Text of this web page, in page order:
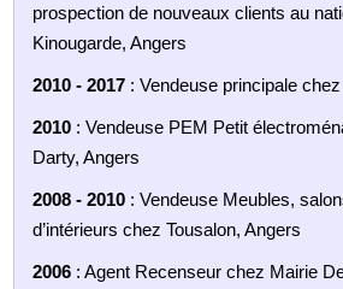
prospection de nouveaux clients au
Kinougarde, Angers
2010 - 2017 : Vendeuse principale
2010 : Vendeuse PEM Petit
Darty, Angers
2008 - 2010 : Vendeuse Meubles,
d’intérieurs chez Tousalon, Angers
2006 : Agent Recenseur chez Mairie